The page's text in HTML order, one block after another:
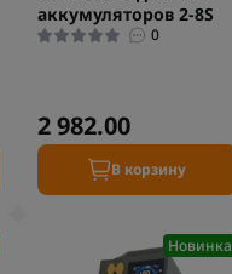
аккумуляторов 2-8S
0
2 982.00
В корзину
Новинка